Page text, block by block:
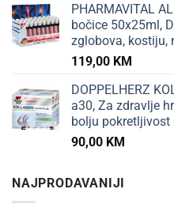
PHARMAVITAL
bočice 50x25ml,
zglobova, kostiju,
119,00 KM
DOPPELHERZ
a30, Za zdravlje
bolju pokretljivost
90,00 KM
NAJPRODAVANIJI